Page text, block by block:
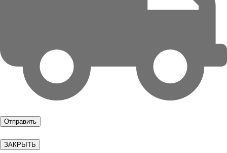
ЗАКРЫТЬ